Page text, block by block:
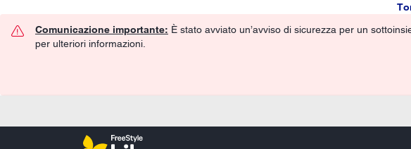
Comunicazione importante: È stato avviato un’avviso di sicurezza per un
per ulteriori informazioni.